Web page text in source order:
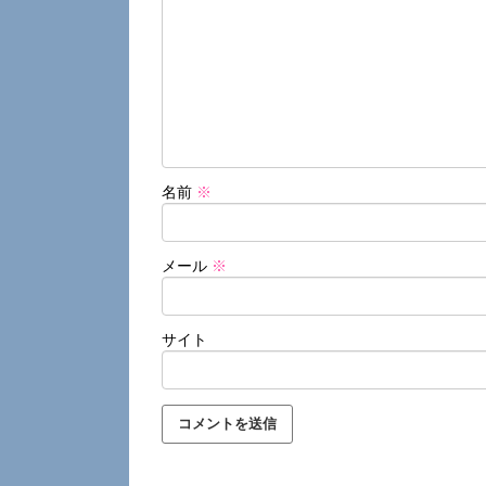
名前 ※
メール ※
サイト